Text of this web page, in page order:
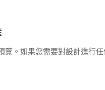
覽。如果您需要對設計進行